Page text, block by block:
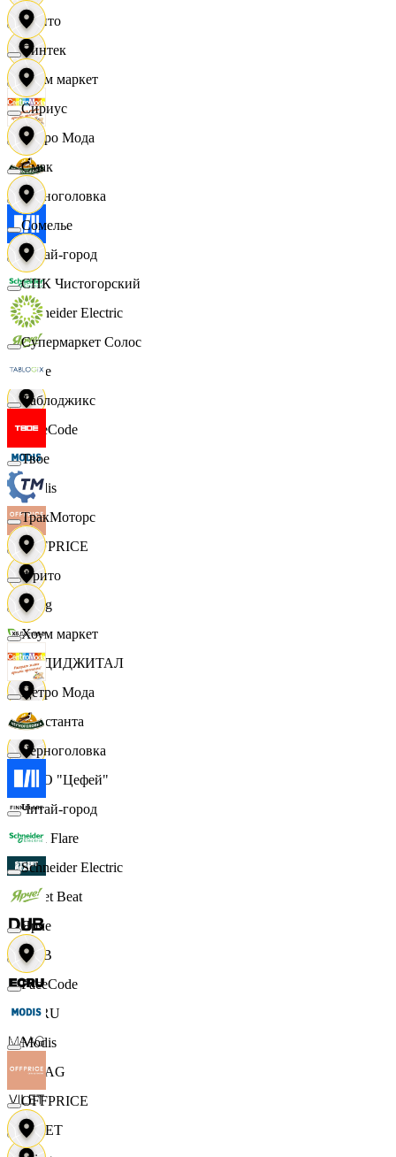
Фрито
Хоум маркет
Цетро Мода
Черноголовка
Читай-город
Schneider Electric
Ярче
FaceCode
Modis
OFFPRICE
string
X5 ДИДЖИТАЛ
Константа
ООО "Цефей"
Finn Flare
Street Beat
DUB
ECRU
MAAG
VILET
Синтек
Сириус
Смак
Сомелье
СПК Чистогорский
Супермаркет Солос
Таблоджикс
Твое
ТракМоторс
Фрито
Хоум маркет
Цетро Мода
Черноголовка
Читай-город
Schneider Electric
Ярче
FaceCode
Modis
OFFPRICE